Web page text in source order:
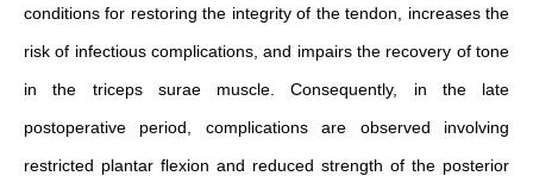
conditions for restoring the integrity of the tendon, increases the
risk of infectious complications, and impairs the recovery of tone
in the triceps surae muscle. Consequently, in the late
postoperative period, complications are observed involving
restricted plantar flexion and reduced strength of the posterior